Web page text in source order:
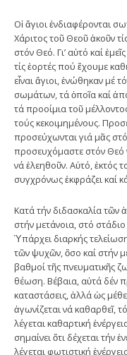
Οἱ ἅγιοι ἐνδιαφέρονται
Χάριτος τοῦ Θεοῦ ἀκοῦν
στόν Θεό. Γι’ αὐτό καί
τίς ἑορτές πού ἔχουμε
εἶναι ἅγιοι, ἑνώθηκαν μέ
σωμάτων, τά ὁποῖα καί
τά προοίμια τοῦ
τούς κεκοιμημένους.
προσεύχωνται γιά μᾶς
προσευχόμαστε στόν Θεό
νά ἐλεηθοῦν. Αὐτό, ἐκτός
συγχρόνως ἐκφράζει καί
Κατά τήν διδασκαλία τῶν
στήν μετάνοια, στό
Ὑπάρχει διαρκής
τῶν ψυχῶν, ὅσο καί στήν
βαθμοί τῆς πνευματικῆς
θέωση. Βέβαια, αὐτά δέν
καταστάσεις, ἀλλά ὡς
ἀγωνίζεται νά καθαρθεῖ,
λέγεται καθαρτική
σημαίνει ὅτι δέχεται τήν
λέγεται φωτιστική